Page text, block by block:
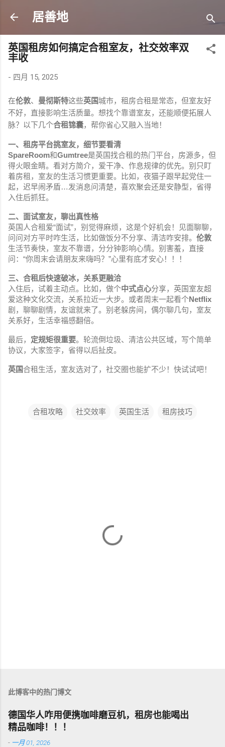
居善地
英国租房如何搞定合租室友，社交效率双
丰收
- 四月 15, 2025
在伦敦、 曼彻斯特这些英国城市，租房合租是常态，但室友好
不好，直接影响生活质量。想找个靠谱室友，还能顺便拓展人
脉？以下几个合租锦囊，帮你省心又融入当地！
一、租房平台挑室友，细节要看清
SpareRoom和Gumtree是英国找合租的热门平台，房源多，但
得火眼金睛。看对方简介，爱干净、作息规律的优先。别只盯
着房租，室友的生活习惯更重要。比如，夜猫子跟早起党住一
起，迟早闹矛盾…发消息问清楚，喜欢聚会还是安静型，省得
入住后抓狂。
二、面试室友，聊出真性格
英国人合租爱“面试”，别觉得麻烦，这是个好机会！见面聊聊，
问问对方平时咋生活，比如做饭分不分享、清洁咋安排。 伦敦
生活节奏快，室友不靠谱，分分钟影响心情。别害羞，直接
问：“你周末会请朋友来嗨吗？”心里有底才安心！！！
三、合租后快速破冰，关系更融洽
入住后，试着主动点。比如，做个中式点心分享，英国室友超
爱这种文化交流，关系拉近一大步。或者周末一起看个Netflix
剧，聊聊剧情，友谊就来了。别老躲房间，偶尔聊几句，室友
关系好，生活幸福感翻倍。
最后， 定规矩很重要。轮流倒垃圾、清洁公共区域，写个简单
协议，大家签字，省得以后扯皮。
英国合租生活，室友选对了，社交圈也能扩不少！快试试吧！
合租攻略 社交效率 英国生活 租房技巧
此博客中的热门博文
德国华人咋用便携咖啡磨豆机，租房也能喝出
精品咖啡！！！
- 一月 01, 2026